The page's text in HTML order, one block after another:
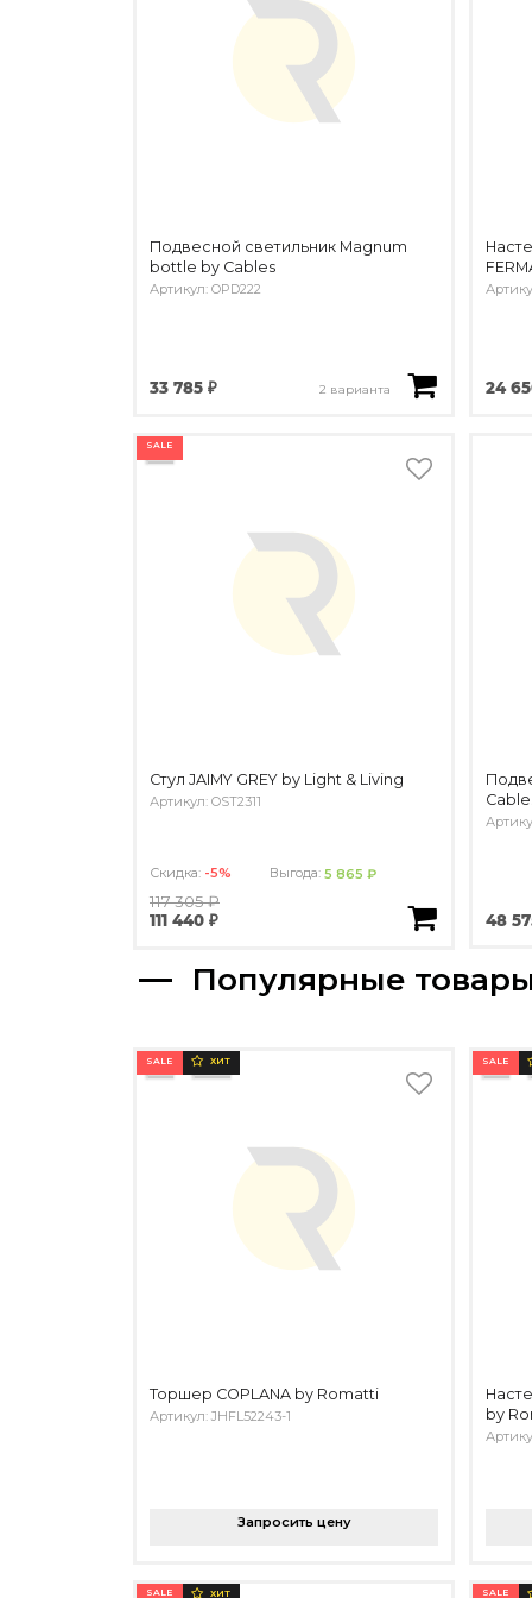
Подвесной светильник Magnum
bottle by Cables
Артикул: OPD222
33 785 ₽ 2 варианта 24
SALE
Стул JAIMY GREY by Light & Living
Артикул: OST2311
Скидка: -5% Выгода:5 865 ₽
117 305 ₽
111 440 ₽
48
Популярные
SALE ХИТ
Торшер COPLANA by Romatti
Артикул: JHFL52243-1
Запросить цену
SALE
by
SALE ХИТ SALE